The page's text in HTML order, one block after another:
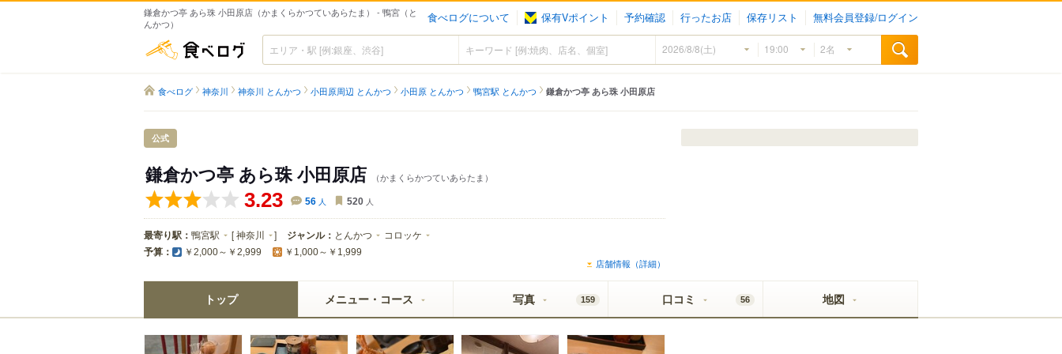
鎌倉かつ亭 あら珠 小田原店（かまくらかつていあらたま） - 鴨宮（と
んかつ）
食べログについて 保有Vポイント 予約確認 行ったお店 保存リスト 無料会員登録/ログイン
食べログ
食べログ 神奈川 神奈川 とんかつ 小田原周辺 とんかつ 小田原 とんかつ 鴨宮駅 とんかつ 鎌倉かつ亭 あら珠 小田原店
公式
鎌倉かつ亭 あら珠 小田原店 （かまくらかつていあらたま）
3.23 56 人 520 人
最寄り駅： 鴨宮駅 [神奈川 ] ジャンル： とんかつ コロッケ
予算： ￥2,000～￥2,999 ￥1,000～￥1,999
店舗情報（詳細）
トップ メニュー・コース 写真 159 口コミ 56 地図